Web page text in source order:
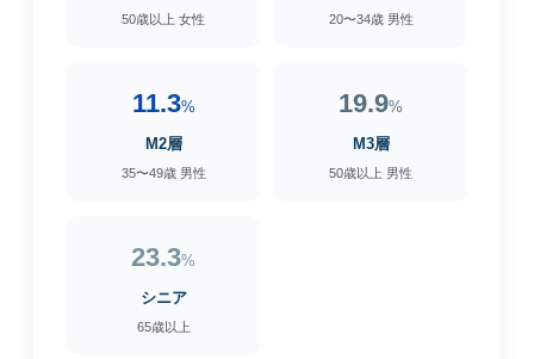
50歳以上 女性 20〜34歳 男性
11.3%
M2層
35〜49歳 男性
19.9%
M3層
50歳以上 男性
23.3%
シニア
65歳以上